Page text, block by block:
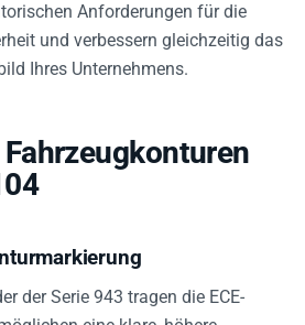
Anforderungen für die
und verbessern gleichzeitig das
Ihres Unternehmens.
der Serie 943 tragen die ECE-